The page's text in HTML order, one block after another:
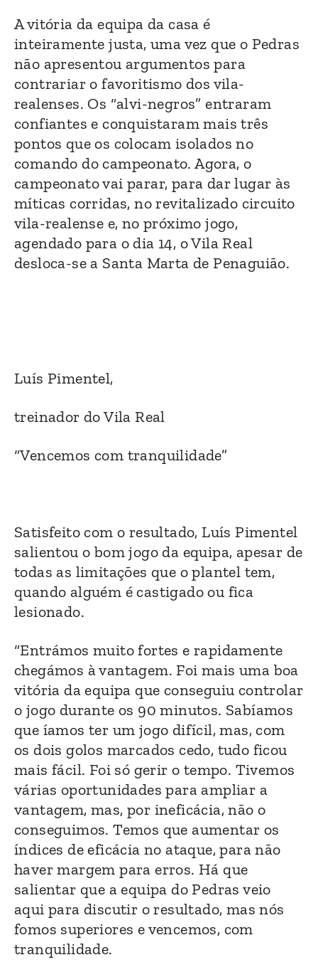
A vitória da equipa da casa é
inteiramente justa, uma vez que o Pedras
não apresentou argumentos para
contrariar o favoritismo dos vila-
realenses. Os “alvi-negros” entraram
confiantes e conquistaram mais três
pontos que os colocam isolados no
comando do campeonato. Agora, o
campeonato vai parar, para dar lugar às
míticas corridas, no revitalizado circuito
vila-realense e, no próximo jogo,
agendado para o dia 14, o Vila Real
desloca-se a Santa Marta de Penaguião.
Luís Pimentel,
treinador do Vila Real
“Vencemos com tranquilidade”
Satisfeito com o resultado, Luís Pimentel
salientou o bom jogo da equipa, apesar de
todas as limitações que o plantel tem,
quando alguém é castigado ou fica
lesionado.
“Entrámos muito fortes e rapidamente
chegámos à vantagem. Foi mais uma boa
vitória da equipa que conseguiu controlar
o jogo durante os 90 minutos. Sabíamos
que íamos ter um jogo difícil, mas, com
os dois golos marcados cedo, tudo ficou
mais fácil. Foi só gerir o tempo. Tivemos
várias oportunidades para ampliar a
vantagem, mas, por ineficácia, não o
conseguimos. Temos que aumentar os
índices de eficácia no ataque, para não
haver margem para erros. Há que
salientar que a equipa do Pedras veio
aqui para discutir o resultado, mas nós
fomos superiores e vencemos, com
tranquilidade.